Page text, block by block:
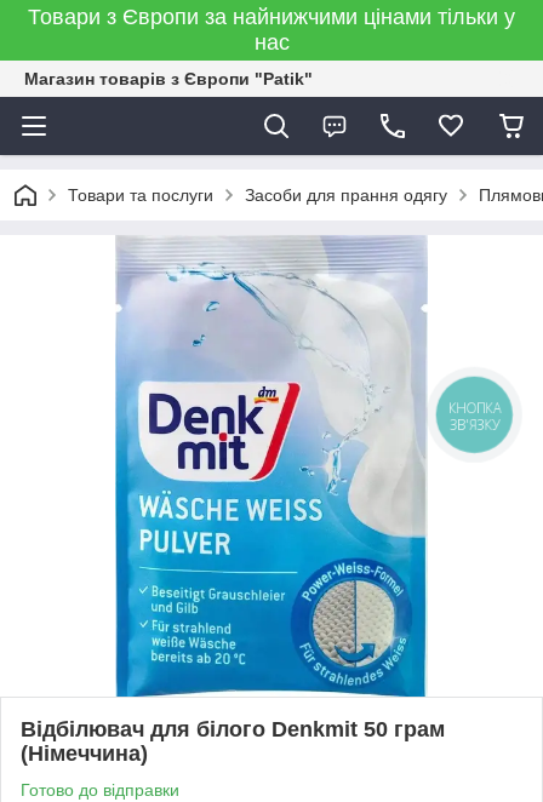
Товари з Європи за найнижчими цінами тільки у
нас
Магазин товарів з Європи "Patik"
Товари та послуги Засоби для прання одягу
Відбілювач для білого Denkmit 50 грам
(Німеччина)
Готово до відправки
КНОПКА
ЗВ'ЯЗКУ